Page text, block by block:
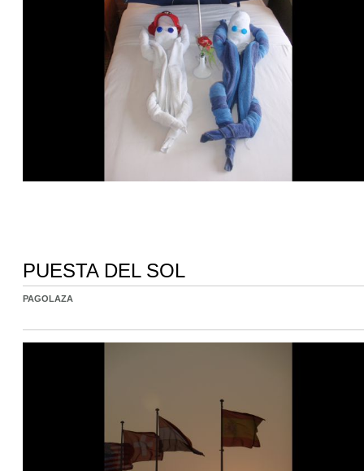
PUESTA DEL SOL
PAGOLAZA